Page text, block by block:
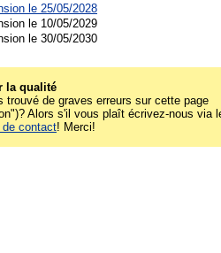
le 25/05/2028
le 10/05/2029
le 30/05/2030
la qualité
trouvé de graves erreurs sur cette page
Alors s'il vous plaît écrivez-nous via
de contact! Merci!